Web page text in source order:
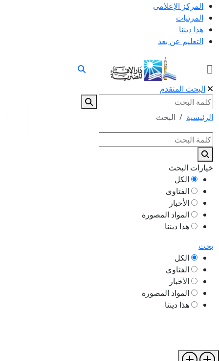
المركز الإعلامى
المرئيات
هذا ديننا
التعليم عن بعد
البحث المتقدم
الرئيسية البحث
خيارات البحث
الكل
الفتاوى
الأخبار
المواد المصورة
هذا ديننا
بحث
الكل
الفتاوى
الأخبار
المواد المصورة
هذا ديننا